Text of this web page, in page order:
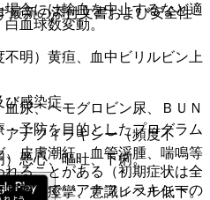
血球数変動。
明）黄疸、血中ビリルビン上
尿、ヘモグロビン尿、ＢＵＮ
悪心、嘔吐、下痢。
明）痙攣、意識レベル低下。
合には輸血を中止するなど適
感染症
ナフィラキシー（頻度不
皮膚潮紅、血管浮腫、喘鳴等
ることがある（初期症状は全
脈等で、アナフィラキシーの
新の添付文書および安全性
予防を目的としたプログラム